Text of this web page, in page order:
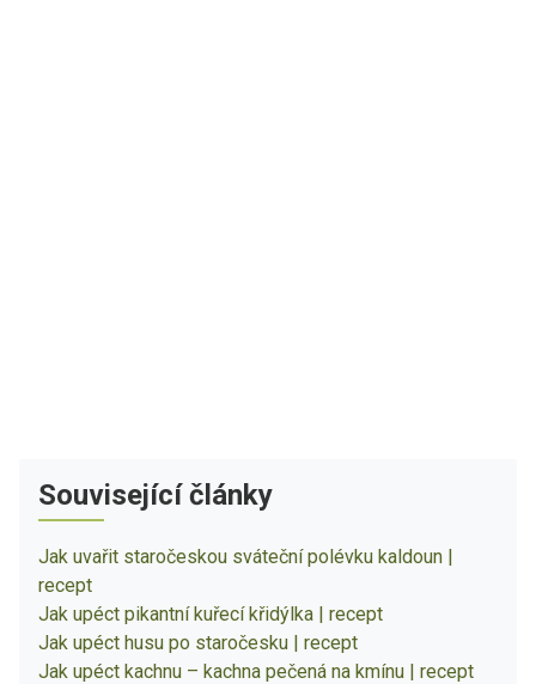
Související články
Jak uvařit staročeskou sváteční polévku kaldoun |
recept
Jak upéct pikantní kuřecí křidýlka | recept
Jak upéct husu po staročesku | recept
Jak upéct kachnu – kachna pečená na kmínu | recept